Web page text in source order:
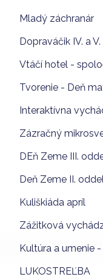
Mladý záchranár
Dopraváčik IV. a
Vtáčí hotel -
Tvorenie - Deň
Interaktívna
Zázračný
DEň Zeme III.
Deň Zeme II.
Kuliškiáda apríl
Zážitková
Kultúra a umenie
LUKOSTREĽBA